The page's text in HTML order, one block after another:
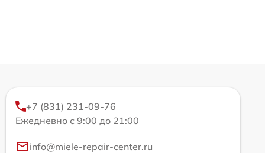
+7 (831) 231-09-76
Ежедневно с 9:00 до 21:00
info@miele-repair-center.ru